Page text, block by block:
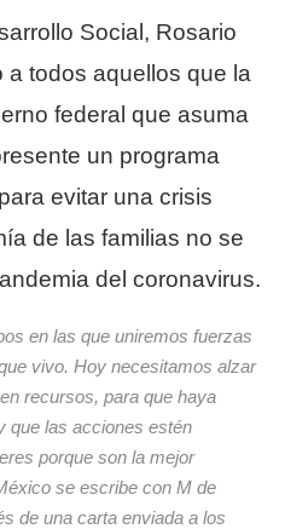
Social, Rosario
a todos aquellos que la
federal que asuma
un programa
evitar una crisis
de las familias no se
del coronavirus.
en las que uniremos fuerzas
vivo. Hoy necesitamos alzar
recursos, para que haya
que las acciones estén
porque son la mejor
se escribe con M de
de una carta enviada a los